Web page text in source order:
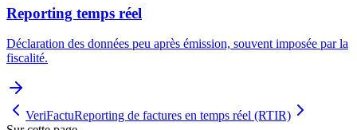
Reporting temps réel
Déclaration des données peu après émission, souvent imposée par la
fiscalité.
VeriFactuReporting de factures en temps réel (RTIR)